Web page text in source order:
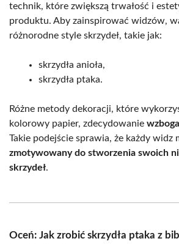
technik, które zwiększą trwałość i
produktu. Aby zainspirować widzów,
różnorodne style skrzydeł, takie jak:
skrzydła anioła,
skrzydła ptaka.
Różne metody dekoracji, które
kolorowy papier, zdecydowanie
Takie podejście sprawia, że każdy widz
zmotywowany do stworzenia swoich
skrzydeł.
Oceń: Jak zrobić skrzydła ptaka z